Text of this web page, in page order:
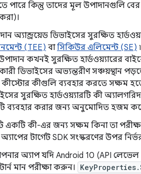
পারে কিন্তু তাদের মূল উপাদানগুলি
অ্যান্ড্রয়েড ডিভাইসের সুরক্ষিত
(TEE) বাসিকিউর এলিমেন্ট (SE)
কখনই সুরক্ষিত হার্ডওয়্যারের
ডিভাইসের অভ্যন্তরীণ সঞ্চয়স্থান
কীস্টোর কীগুলি ব্যবহার করতে সক্ষম
সুরক্ষিত হার্ডওয়্যারটি কী
ব্যবহার করার জন্য অনুমোদিত হজম
একটি কী-এর জন্য সক্ষম কিনা তা
টার্গেট SDK সংস্করণের উপর
অ্যাপ যদি Android 10 (API
মান পরীক্ষা করুন।